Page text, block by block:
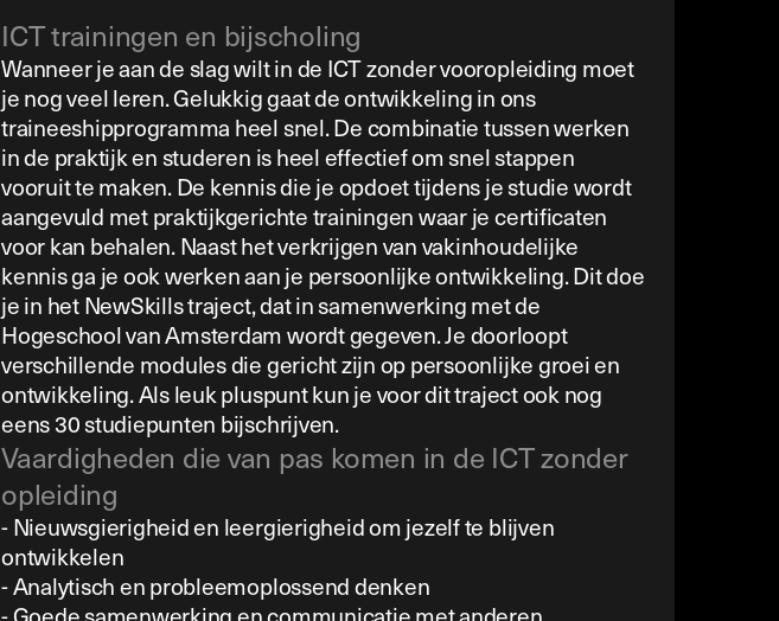
ICT trainingen en bijscholing
Wanneer je aan de slag wilt in de ICT zonder vooropleiding moet
je nog veel leren. Gelukkig gaat de ontwikkeling in ons
traineeshipprogramma heel snel. De combinatie tussen werken
in de praktijk en studeren is heel effectief om snel stappen
vooruit te maken. De kennis die je opdoet tijdens je studie wordt
aangevuld met praktijkgerichte trainingen waar je certificaten
voor kan behalen. Naast het verkrijgen van vakinhoudelijke
kennis ga je ook werken aan je persoonlijke ontwikkeling. Dit doe
je in het NewSkills traject, dat in samenwerking met de
Hogeschool van Amsterdam wordt gegeven. Je doorloopt
verschillende modules die gericht zijn op persoonlijke groei en
ontwikkeling. Als leuk pluspunt kun je voor dit traject ook nog
eens 30 studiepunten bijschrijven.
Vaardigheden die van pas komen in de ICT zonder
opleiding
- Nieuwsgierigheid en leergierigheid om jezelf te blijven
ontwikkelen
- Analytisch en probleemoplossend denken
- Goede samenwerking en communicatie met anderen